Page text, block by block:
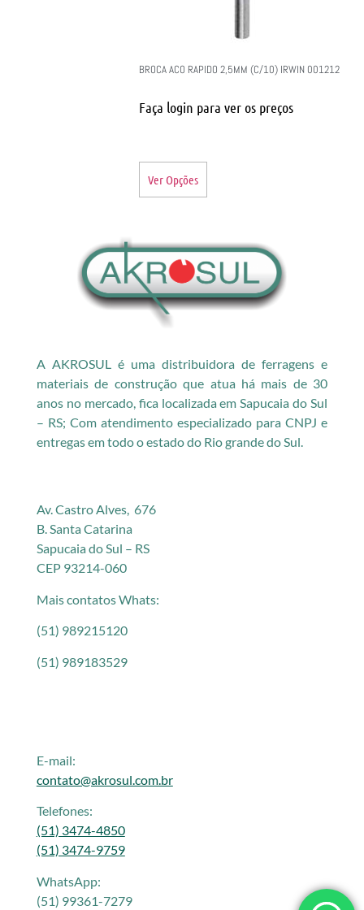
BROCA ACO RAPIDO 2,5MM (C/10) IRWIN 001212
Faça login para ver os preços
Ver Opções
A AKROSUL é uma distribuidora de ferragens e
materiais de construção que atua há mais de 30
anos no mercado, fica localizada em Sapucaia do Sul
– RS; Com atendimento especializado para CNPJ e
entregas em todo o estado do Rio grande do Sul.
Av. Castro Alves, 676
B. Santa Catarina
Sapucaia do Sul – RS
CEP 93214-060
Mais contatos Whats:
(51) 989215120
(51) 989183529
E-mail:
contato@akrosul.com.br
Telefones:
(51) 3474-4850
(51) 3474-9759
WhatsApp:
(51) 99361-7279